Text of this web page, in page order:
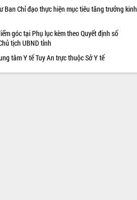
Ban Chỉ đạo thực hiện mục tiêu tăng trưởng kinh
góc tại Phụ lục kèm theo Quyết định số
tịch UBND tỉnh
tâm Y tế Tuy An trực thuộc Sở Y tế